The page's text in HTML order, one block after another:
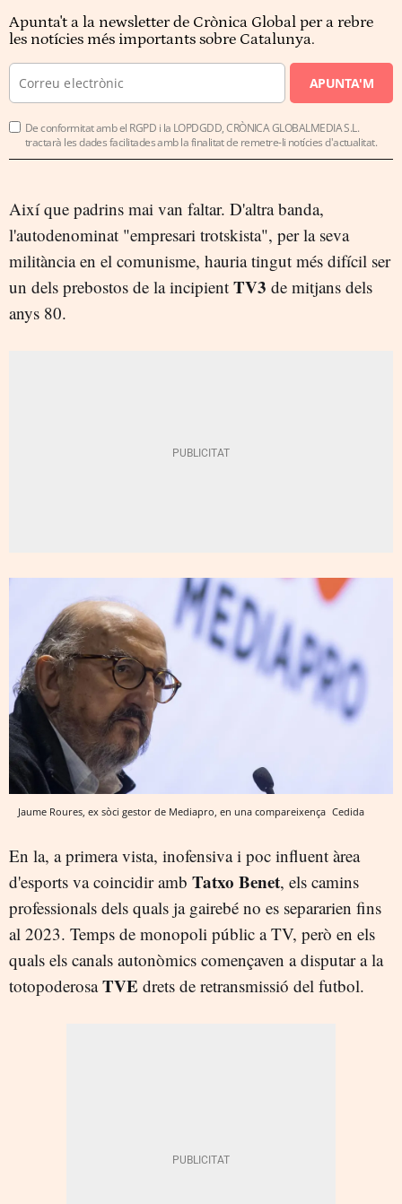
Apunta't a la newsletter de Crònica Global per a rebre
les notícies més importants sobre Catalunya.
APUNTA'M
De conformitat amb el RGPD i la LOPDGDD, CRÒNICA GLOBALMEDIA S.L.
tractarà les dades facilitades amb la finalitat de remetre-li notícies d'actualitat.
Així que padrins mai van faltar. D'altra banda,
l'autodenominat "empresari trotskista", per la seva
militància en el comunisme, hauria tingut més difícil ser
un dels prebostos de la incipient TV3 de mitjans dels
anys 80.
Jaume Roures, ex sòci gestor de Mediapro, en una compareixença Cedida
En la, a primera vista, inofensiva i poc influent àrea
d'esports va coincidir amb Tatxo Benet, els camins
professionals dels quals ja gairebé no es separarien fins
al 2023. Temps de monopoli públic a TV, però en els
quals els canals autonòmics començaven a disputar a la
totopoderosaTVE drets de retransmissió del futbol.